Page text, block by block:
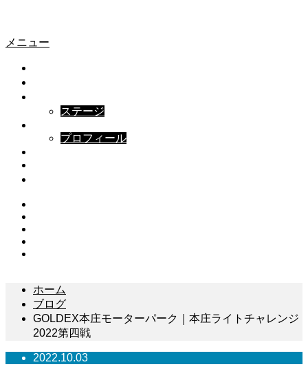
メニュー
ステージ
プロフィール
ホーム
ブログ
GOLDEX本庄モーターパーク｜本庄ライトチャレンジ
2022第四戦
2022.10.03